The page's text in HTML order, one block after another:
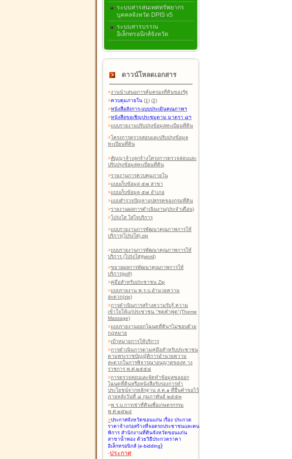
ระบบสารสนเทศทรัพยากร
บุคคลจังหวัด DPIS v5
ระบบสารบรรณ
อิเล็กทรอนิกส์จังหวัด
ดาวน์โหลดเอกสาร
>งานนำเสนอการคุ้มครองที่ดินของรัฐ
>ควบคุมภายใน (1) (2)
>หนังสือสังการ-แบบประเมินคุณภาพฯ
>หนังสือขอเชิญประชุมตาม มาตรา ๘ฯ
>แบบรายงานปรับปรุงข้อมูลทะเบียนที่ดิน
>โครงการตรวจสอบและปรับปรุงข้อมูล
ทะเบียนที่ดิน
>สัญญาจ้างลูกจ้างโครงการตรวจสอบและ
ปรับปรุงข้อมูลทะเบียนที่ดิน
>รายงานการควบคุมภายใน
>แบบเก็บข้อมูล ๕๗ สาขา
>แบบเก็บข้อมูล ๕๗ อำเภอ
>แบบสำรวจปัญหาอุปสรรคของกรมที่ดิน
>รายงานผลการดำเนินงาน(ประจำเดือน)
>โปร่งใส ใส่ใจบริการ
>แบบรายงานการพัฒนาคุณภาพการให้
บริการ(โปร่งใส).zip
>แบบรายงานการพัฒนาคุณภาพการให้
บริการ (โปร่งใส)(word)
>ขยายผลการพัฒนาคุณภาพการให้
บริการ(pdf)
>คู่มือสำหรับประชาชน Zip
>แบบรายงาน พ.ร.บ.อำนวยความ
สะดวก(zip)
>การดำเนินการสร้างความรับรู้ ความ
เข้าใจให้แก่ประชาชน "ชุดคำพูด"(Theme
Massage)
>แบบรายงานออกโฉนดที่ดินฯไม่ชอบด้วย
กฎหมาย
>เป้าหมายการให้บริการ
>การดำเนินการตามคู่มือสำหรับประชาชน
ตามพระราชบัญญัติการอำนวยความ
สะดวกในการพิจารณาอนุญาตของท าง
ราชการ พ.ศ.๒๕๕๘
>การตรวจสอบและจัดทำข้อมูลขอออก
โฉนดที่ดินหรือหนังสือรับรองการทำ
ประโยชน์จากหลักฐาน ส.ค.๑ ที่ยื่นคำขอไว้
ภายหลังวันที่ ๘ กุมภาพันธ์ ๒๕๕๓
>พ.ร.บ.การเช่าที่ดินเพื่อเกษตรกรรม
พ.ศ.๒๕๒๔
>ประกาศจังหวัดขอนแก่น เรื่อง ประกวด
ราคาจ้างก่อสร้างที่จอดรถประชาชนและคน
พิการ สำนักงานที่ดินจังหวัดขอนแก่น
สาขาน้ำพอง ด้วยวิธีประกวดราคา
อิเล็กทรอนิกส์ (e-bidding)
-ประกาศ